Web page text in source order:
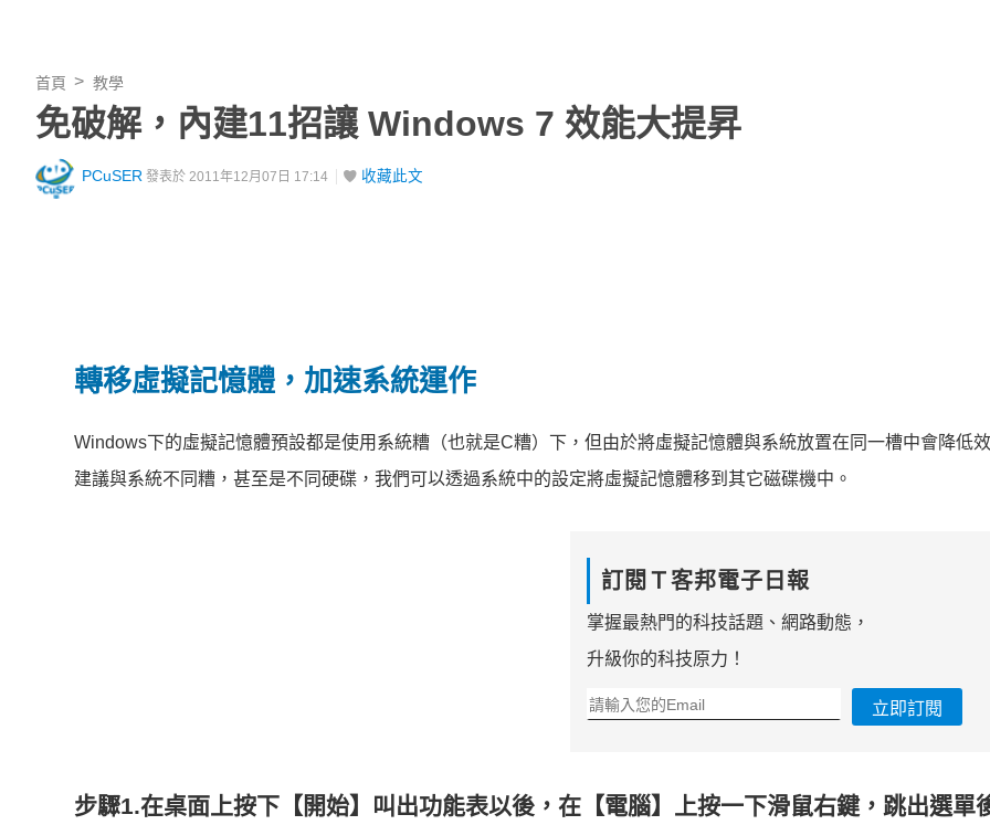
首頁 教學
免破解，內建11招讓 Windows 7 效能大提昇
PCuSER 發表於 2011年12月07日 17:14 收藏此文
轉移虛擬記憶體，加速系統運作
Windows下的虛擬記憶體預設都是使用系統糟（也就是C糟）下，但由於將虛擬記憶體與系統放置在同一槽中會降低
建議與系統不同糟，甚至是不同硬碟，我們可以透過系統中的設定將虛擬記憶體移到其它磁碟機中。
訂閱Ｔ客邦電子日報
掌握最熱門的科技話題、網路動態，
升級你的科技原力！
立即訂閱
步驟1.在桌面上按下【開始】叫出功能表以後，在【電腦】上按一下滑鼠右鍵，跳出選單